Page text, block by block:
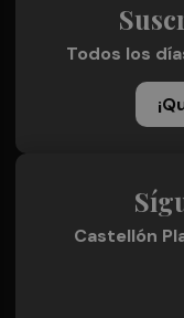
Todos los
Castellón